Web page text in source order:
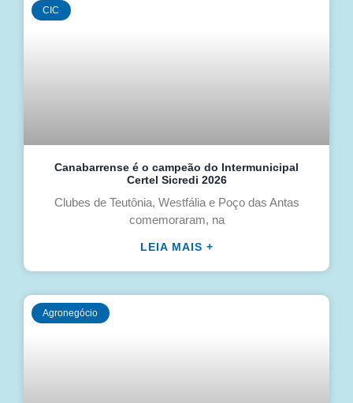
CIC
Canabarrense é o campeão do Intermunicipal
Certel Sicredi 2026
Clubes de Teutônia, Westfália e Poço das Antas
comemoraram, na
LEIA MAIS +
Agronegócio